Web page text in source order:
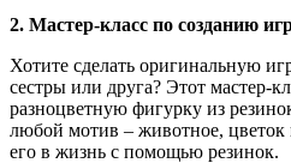
2. Мастер-класс по созданию
Хотите сделать оригинальную
сестры или друга? Этот мастер-
разноцветную фигурку из
любой мотив – животное, цветок
его в жизнь с помощью резинок.